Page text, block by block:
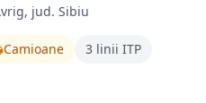
jud. Sibiu
Camioane 3 linii ITP